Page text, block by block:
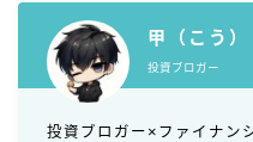
甲（こう）
投資ブロガー
投資ブロガー×ファイナン